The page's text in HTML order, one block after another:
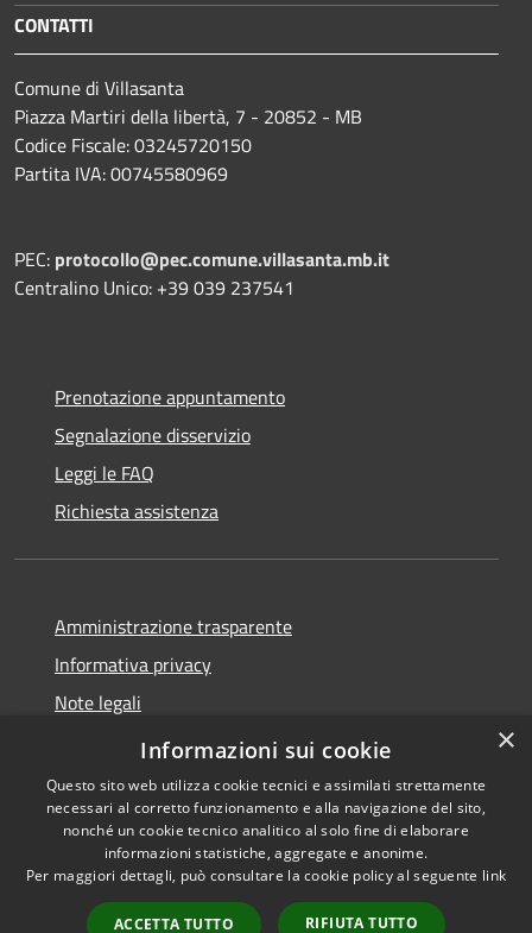
CONTATTI
Comune di Villasanta
Piazza Martiri della libertà, 7 - 20852 - MB
Codice Fiscale: 03245720150
Partita IVA: 00745580969
PEC: protocollo@pec.comune.villasanta.mb.it
Centralino Unico: +39 039 237541
Prenotazione appuntamento
Segnalazione disservizio
Leggi le FAQ
Richiesta assistenza
Amministrazione trasparente
Informativa privacy
Note legali
Dichiarazione di accessibilità
Accessibilità
Copyright © 2026 • Comune di
Villasanta • Powered by
Municipium•
Accesso
×
Informazioni sui cookie
Questo sito web utilizza cookie tecnici e assimilati strettamente
necessari al corretto funzionamento e alla navigazione del sito,
nonché un cookie tecnico analitico al solo fine di elaborare
informazioni statistiche, aggregate e anonime.
Per maggiori dettagli, può consultare la cookie policy al seguente link
ACCETTA TUTTO RIFIUTA TUTTO